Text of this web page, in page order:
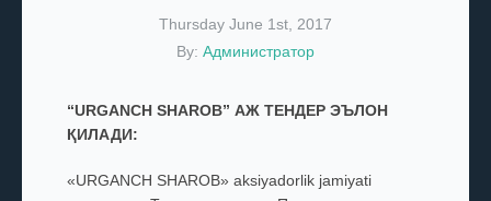
Thursday June 1st, 2017
By: Администратор
“URGANCH SHAROB” АЖ ТЕНДЕР ЭЪЛОН
ҚИЛАДИ:
«URGANCH SHAROB» аksiyadorlik jamiyati